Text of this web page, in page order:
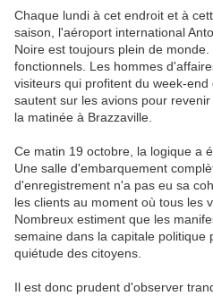
Chaque lundi à cet endroit et à
saison, l'aéroport international
Noire est toujours plein de
fonctionnels. Les hommes
visiteurs qui profitent du week-
sautent sur les avions pour
la matinée à Brazzaville.
Ce matin 19 octobre, la logique a
Une salle d'embarquement
d'enregistrement n'a pas eu sa
les clients au moment où tous les
Nombreux estiment que les
semaine dans la capitale politique
quiétude des citoyens.
Il est donc prudent d'observer